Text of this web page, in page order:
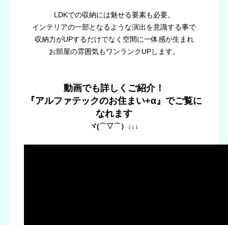
LDKでの収納には魅せる要素も必要。
インテリアの一部となるような演出を意識する事で
収納力がUPするだけでなく空間に一体感が生まれ
お部屋の雰囲気もワンランクUPします。
動画でも詳しくご紹介！
『アルファテックのお住まい+α』でご覧に
なれます
ヾ(⌒▽⌒）↓↓↓